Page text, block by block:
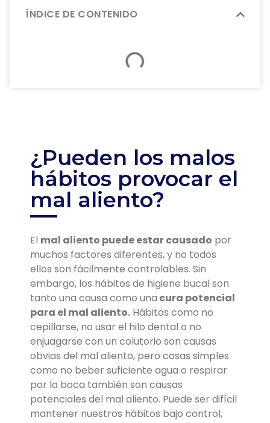
ÍNDICE DE CONTENIDO
¿Pueden los malos
hábitos provocar el
mal aliento?
El mal aliento puede estar causado por
muchos factores diferentes, y no todos
ellos son fácilmente controlables. Sin
embargo, los hábitos de higiene bucal son
tanto una causa como una cura potencial
para el mal aliento. Hábitos como no
cepillarse, no usar el hilo dental o no
enjuagarse con un colutorio son causas
obvias del mal aliento, pero cosas simples
como no beber suficiente agua o respirar
por la boca también son causas
potenciales del mal aliento. Puede ser difícil
mantener nuestros hábitos bajo control,